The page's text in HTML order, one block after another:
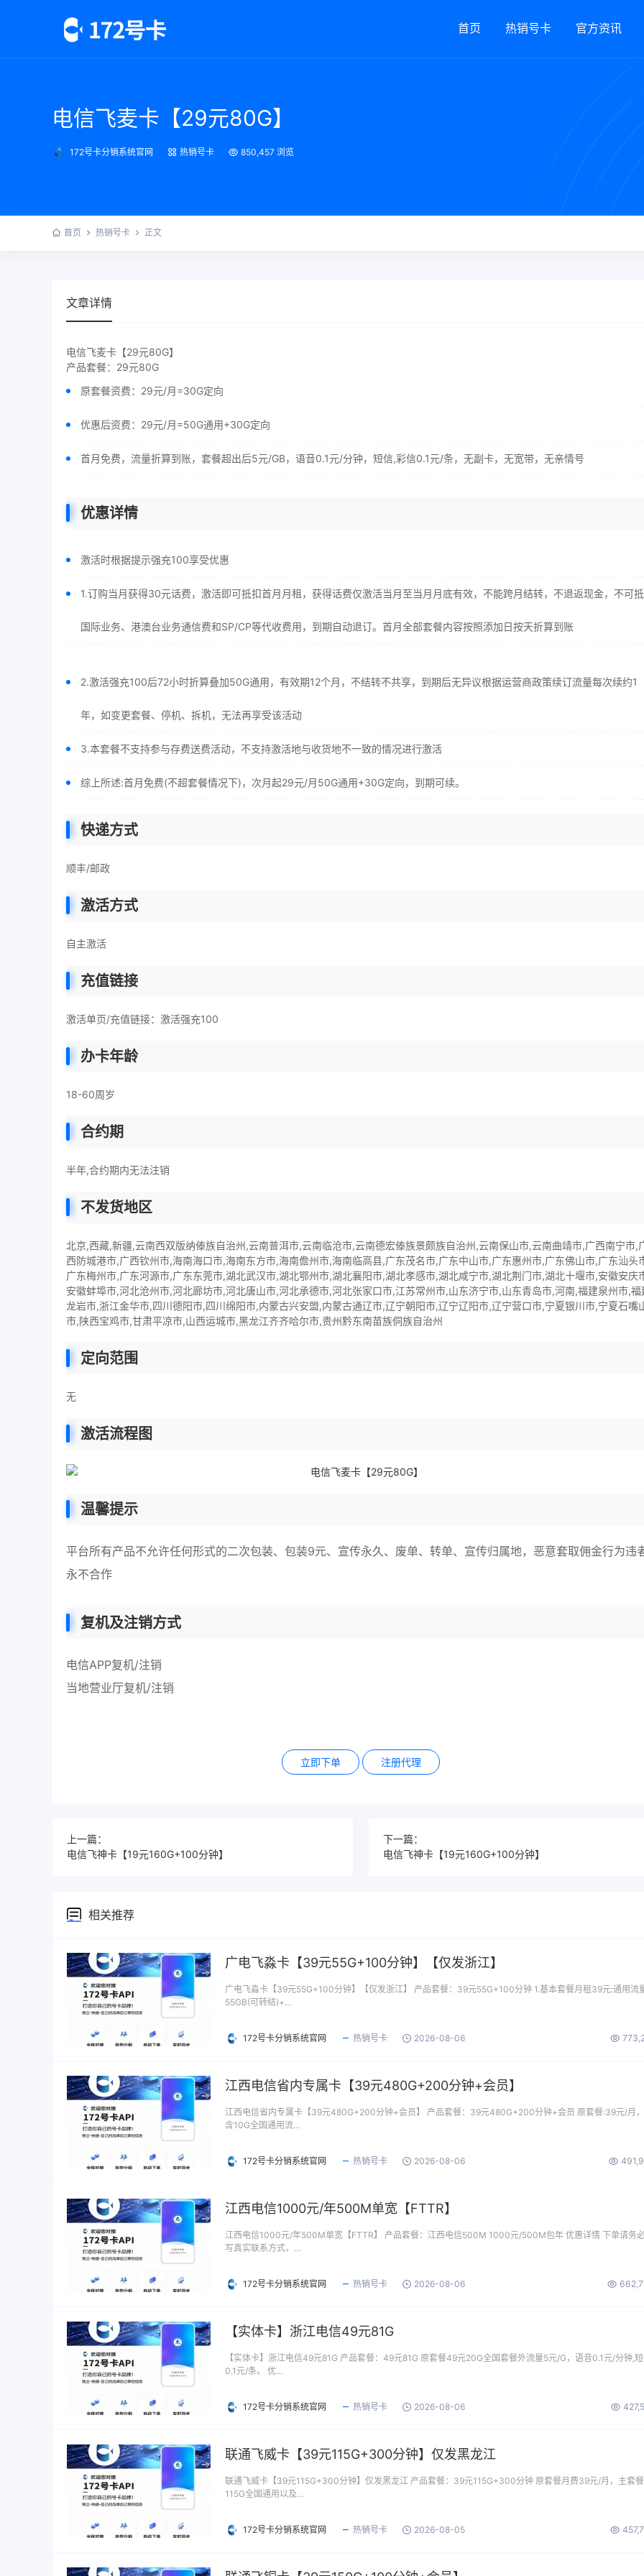
首页 热销号卡 官方资讯
电信飞麦卡【29元80G】
172号卡分销系统官网 热销号卡 850,457 浏览
首页 热销号卡 正文
文章详情
电信飞麦卡【29元80G】
产品套餐：29元80G
原套餐资费：29元/月=30G定向
优惠后资费：29元/月=50G通用+30G定向
首月免费，流量折算到账，套餐超出后5元/GB，语音0.1元/分钟，短信,彩信0.1元/条，无副卡，无宽带，无亲情号
优惠详情
激活时根据提示强充100享受优惠
1.订购当月获得30元话费，激活即可抵扣首月月租，获得话费仅激活当月至当月月底有效，不能跨月结转，不退返现金，不可
国际业务、港澳台业务通信费和SP/CP等代收费用，到期自动退订。首月全部套餐内容按照添加日按天折算到账
2.激活强充100后72小时折算叠加50G通用，有效期12个月，不结转不共享，到期后无异议根据运营商政策续订流量每次续约1
年，如变更套餐、停机、拆机，无法再享受该活动
3.本套餐不支持参与存费送费活动，不支持激活地与收货地不一致的情况进行激活
综上所述:首月免费(不超套餐情况下)，次月起29元/月50G通用+30G定向，到期可续。
快递方式
顺丰/邮政
激活方式
自主激活
充值链接
激活单页/充值链接：激活强充100
办卡年龄
18-60周岁
合约期
半年,合约期内无法注销
不发货地区
北京,西藏,新疆,云南西双版纳傣族自治州,云南普洱市,云南临沧市,云南德宏傣族景颇族自治州,云南保山市,云南曲靖市,广西南宁市,
西防城港市,广西钦州市,海南海口市,海南东方市,海南儋州市,海南临高县,广东茂名市,广东中山市,广东惠州市,广东佛山市,广东汕头
广东梅州市,广东河源市,广东东莞市,湖北武汉市,湖北鄂州市,湖北襄阳市,湖北孝感市,湖北咸宁市,湖北荆门市,湖北十堰市,安徽安庆
安徽蚌埠市,河北沧州市,河北廊坊市,河北唐山市,河北承德市,河北张家口市,江苏常州市,山东济宁市,山东青岛市,河南,福建泉州市,福
龙岩市,浙江金华市,四川德阳市,四川绵阳市,内蒙古兴安盟,内蒙古通辽市,辽宁朝阳市,辽宁辽阳市,辽宁营口市,宁夏银川市,宁夏石嘴
市,陕西宝鸡市,甘肃平凉市,山西运城市,黑龙江齐齐哈尔市,贵州黔东南苗族侗族自治州
定向范围
无
激活流程图
温馨提示
平台所有产品不允许任何形式的二次包装、包装9元、宣传永久、废单、转单、宣传归属地，恶意套取佣金行为违
永不合作
复机及注销方式
电信APP复机/注销
当地营业厅复机/注销
立即下单 注册代理
上一篇：
电信飞神卡【19元160G+100分钟】
下一篇：
电信飞神卡【19元160G+100分钟】
相关推荐
广电飞淼卡【39元55G+100分钟】【仅发浙江】
广电飞淼卡【39元55G+100分钟】【仅发浙江】 产品套餐：39元55G+100分钟 1.基本套餐月租39元:通用流
55GB(可转结)+…
172号卡分销系统官网 热销号卡 2026-08-06
江西电信省内专属卡【39元480G+200分钟+会员】
江西电信省内专属卡【39元480G+200分钟+会员】 产品套餐：39元480G+200分钟+会员 原套餐:39元/月
含10G全国通用流…
172号卡分销系统官网 热销号卡 2026-08-06
江西电信1000元/年500M单宽【FTTR】
江西电信1000元/年500M单宽【FTTR】 产品套餐：江西电信500M 1000元/500M包年 优惠详情 下单请务
写真实联系方式，…
172号卡分销系统官网 热销号卡 2026-08-06
【实体卡】浙江电信49元81G
【实体卡】浙江电信49元81G 产品套餐：49元81G 原套餐49元20G全国套餐外流量5元/G，语音0.1元/分钟,
0.1元/条。 优…
172号卡分销系统官网 热销号卡 2026-08-06
联通飞威卡【39元115G+300分钟】仅发黑龙江
联通飞威卡【39元115G+300分钟】仅发黑龙江 产品套餐：39元115G+300分钟 原套餐月费39元/月，主套
115G全国通用以及…
172号卡分销系统官网 热销号卡 2026-08-05